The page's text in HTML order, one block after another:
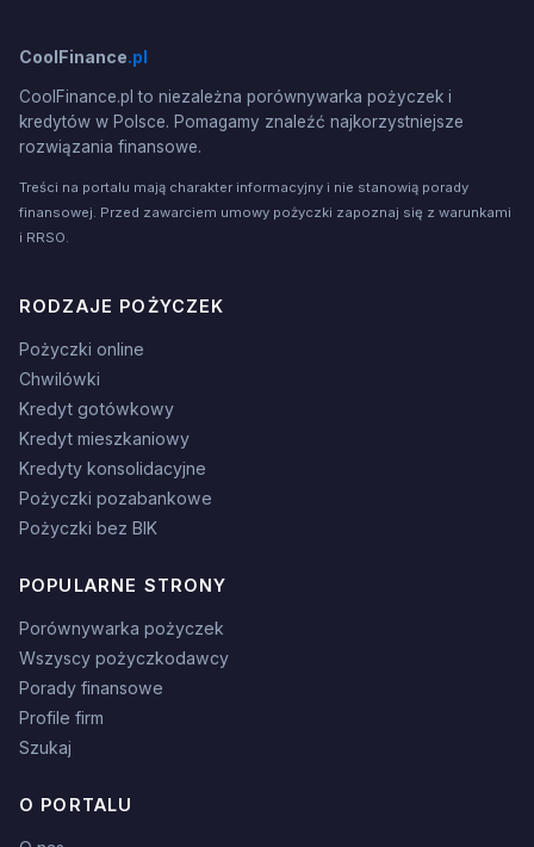
CoolFinance.pl
CoolFinance.pl to niezależna porównywarka pożyczek i
kredytów w Polsce. Pomagamy znaleźć najkorzystniejsze
rozwiązania finansowe.
Treści na portalu mają charakter informacyjny i nie stanowią porady
finansowej. Przed zawarciem umowy pożyczki zapoznaj się z warunkami
i RRSO.
RODZAJE POŻYCZEK
Pożyczki online
Chwilówki
Kredyt gotówkowy
Kredyt mieszkaniowy
Kredyty konsolidacyjne
Pożyczki pozabankowe
Pożyczki bez BIK
POPULARNE STRONY
Porównywarka pożyczek
Wszyscy pożyczkodawcy
Porady finansowe
Profile firm
Szukaj
O PORTALU